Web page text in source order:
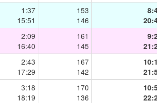
1:37
15:51
153
146
2:09
16:40
161
145
2:43
17:29
167
142
3:18
18:19
170
136